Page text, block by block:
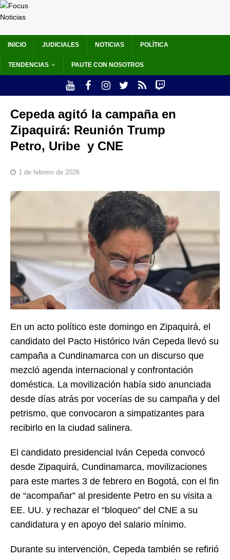
INICIO JUDICIALES NOTICIAS POLÍTICA
TENDENCIAS PAUTE CON NOSOTROS
Cepeda agitó la campaña en
Zipaquirá: Reunión Trump
Petro, Uribe y CNE
1 de febrero de 2026
En un acto político este domingo en Zipaquirá, el
candidato del Pacto Histórico Iván Cepeda llevó su
campaña a Cundinamarca con un discurso que
mezcló agenda internacional y confrontación
doméstica. La movilización había sido anunciada
desde días atrás por vocerías de su campaña y del
petrismo, que convocaron a simpatizantes para
recibirlo en la ciudad salinera.
El candidato presidencial Iván Cepeda convocó
desde Zipaquirá, Cundinamarca, movilizaciones
para este martes 3 de febrero en Bogotá, con el fin
de “acompañar” al presidente Petro en su visita a
EE. UU. y rechazar el “bloqueo” del CNE a su
candidatura y en apoyo del salario mínimo.
Durante su intervención, Cepeda también se refirió